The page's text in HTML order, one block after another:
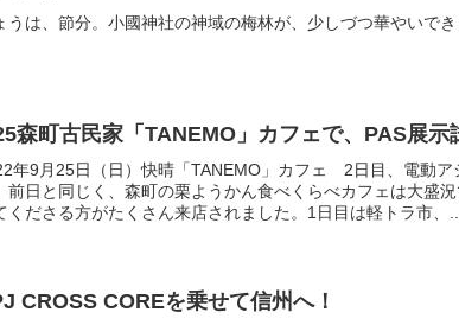
うは、節分。小國神社の神域の梅林が、少しづつ華やいでき
森町古民家「TANEMO」カフェで、PAS展示
年9月25日（日）快晴「TANEMO」カフェ 2日目、電動ア
前日と同じく、森町の栗ようかん食べくらべカフェは大盛
くださる方がたくさん来店されました。1日目は軽トラ市、
CROSS COREを乗せて信州へ！